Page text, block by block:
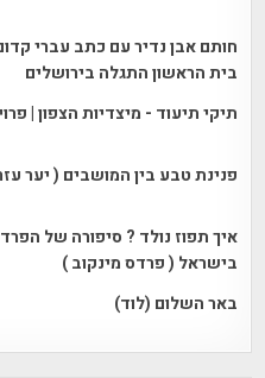
חותם אבן נדיר עם כתב עברי
בית הראשון התגלה בירושלים
תיקי תיעוד - מיצדיות הצפון |
פנינת טבע בין המושבים ( יער
איך תפוז נולד ? סיפורה של
בישראל ( פרדס מינקוב )
באר השלום (לוד)